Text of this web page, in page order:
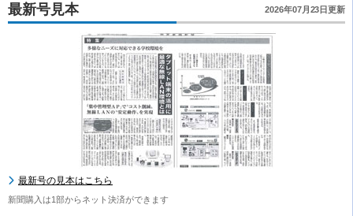
最新号見本 2026年07月23日更新
最新号の見本はこちら
新聞購入は1部からネット決済ができます